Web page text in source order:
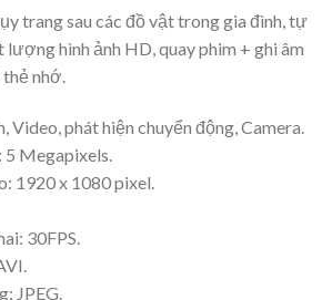
trang sau các đồ vật trong gia đình, tự
lượng hình ảnh HD, quay phim + ghi âm
nhớ.
Video, phát hiện chuyển động, Camera.
5 Megapixels.
1920 x 1080 pixel.
30FPS.
JPEG.